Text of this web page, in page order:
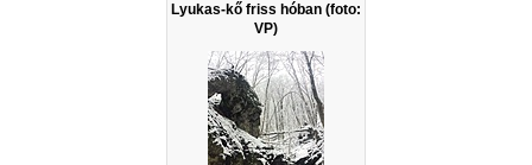
Lyukas-kő friss hóban (foto:
VP)